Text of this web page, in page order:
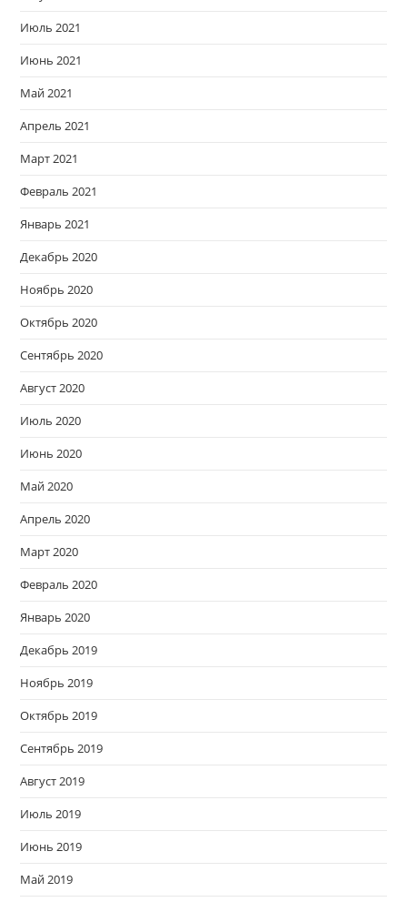
Июль 2021
Июнь 2021
Май 2021
Апрель 2021
Март 2021
Февраль 2021
Январь 2021
Декабрь 2020
Ноябрь 2020
Октябрь 2020
Сентябрь 2020
Август 2020
Июль 2020
Июнь 2020
Май 2020
Апрель 2020
Март 2020
Февраль 2020
Январь 2020
Декабрь 2019
Ноябрь 2019
Октябрь 2019
Сентябрь 2019
Август 2019
Июль 2019
Июнь 2019
Май 2019